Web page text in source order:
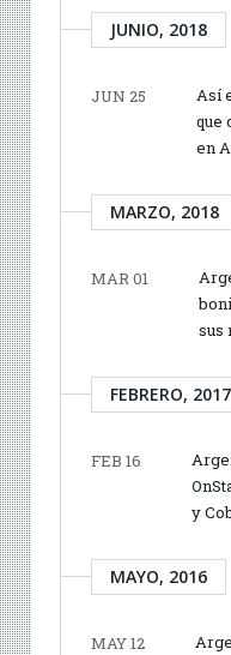
JUNIO, 2018
JUN 25
Así
que
en
MARZO, 2018
MAR 01
sus
FEBRERO, 2017
FEB 16
y
MAYO, 2016
MAY 12